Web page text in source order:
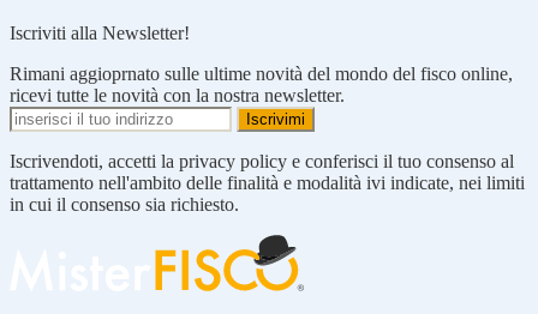
Iscriviti alla Newsletter!
Rimani aggioprnato sulle ultime novità del mondo del fisco online,
ricevi tutte le novità con la nostra newsletter.
Iscrivendoti, accetti la privacy policy e conferisci il tuo consenso al
trattamento nell'ambito delle finalità e modalità ivi indicate, nei limiti
in cui il consenso sia richiesto.